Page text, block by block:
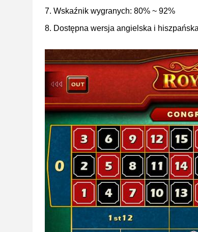
7. Wskaźnik wygranych: 80% ~ 92%
8. Dostępna wersja angielska i hiszpańska